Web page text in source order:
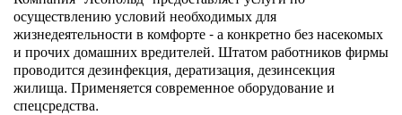
осуществлению условий необходимых для
жизнедеятельности в комфорте - а конкретно без насекомых
и прочих домашних вредителей. Штатом работников фирмы
проводится дезинфекция, дератизация, дезинсекция
жилища. Применяется современное оборудование и
спецсредства.